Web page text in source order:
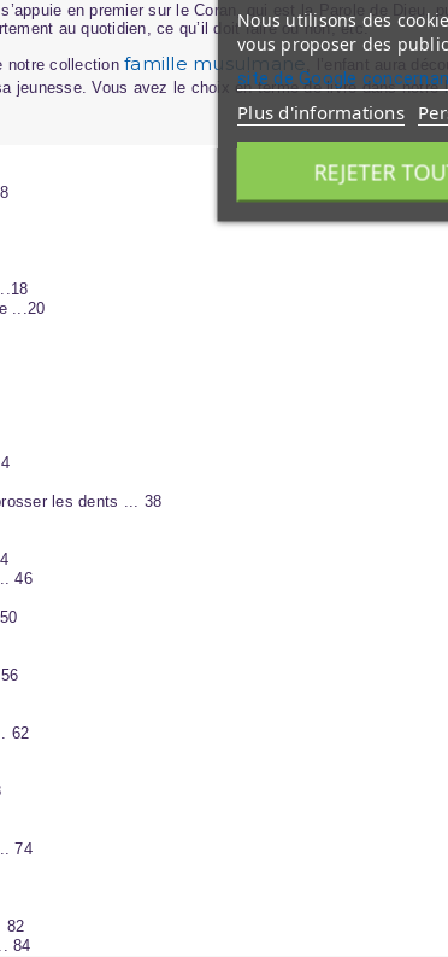
en premier sur le Coran, qui est la Parole de
au quotidien, ce qu’il doit faire ou non, etc.
notre collectionfamille musulmane
, l’enfant aura
jeunesse. Vous avez le choix en terme de livre dans notre
...20
les dents ... 38
46
62
74
82
84
Nous utilisons des
vous proposer des
site de Google
Plus d'informations
REJETER